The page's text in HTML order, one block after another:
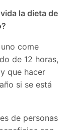
la dieta de
come
de 12 horas,
que hacer
si se está
de personas